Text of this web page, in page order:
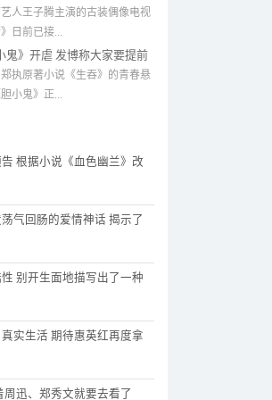
人王子腾主演的古装偶像电视
日前已接...
鬼》开虐 发博称大家要提前
执原著小说《生吞》的青春悬
小鬼》正...
根据小说《血色幽兰》改
气回肠的爱情神话 揭示了
别开生面地描写出了一种
实生活 期待惠英红再度拿
周迅、郑秀文就要去看了